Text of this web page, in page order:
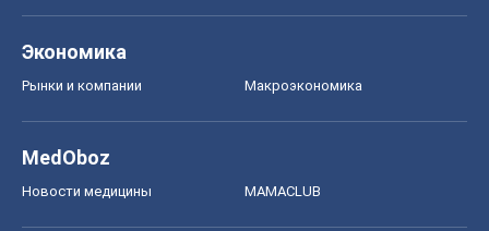
Экономика
Рынки и компании Mакроэкономика
MedOboz
Новости медицины MAMACLUB